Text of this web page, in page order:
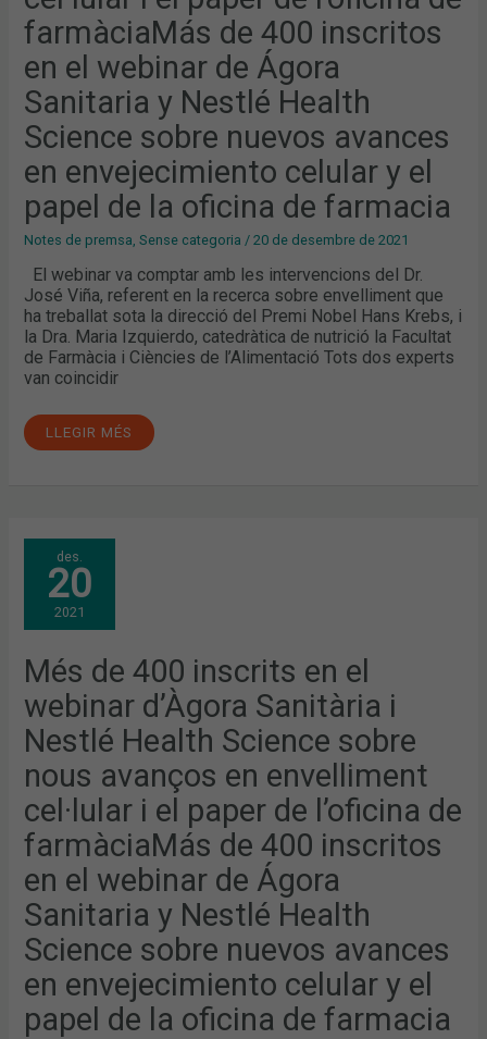
farmàciaMás de 400 inscritos
en el webinar de Ágora
Sanitaria y Nestlé Health
Science sobre nuevos avances
en envejecimiento celular y el
papel de la oficina de farmacia
Notes de premsa ,Sense categoria /20 de desembre de 2021
El webinar va comptar amb les intervencions del Dr.
José Viña, referent en la recerca sobre envelliment que
ha treballat sota la direcció del Premi Nobel Hans Krebs, i
la Dra. Maria Izquierdo, catedràtica de nutrició la Facultat
de Farmàcia i Ciències de l’Alimentació Tots dos experts
van coincidir
Y
NESTLÉ
HEALTH
SCIENCE
SOBRE
NUEVOS
AVANCES
EN
ENVEJECIMIENTO
CELULAR
Y
EL
PAPEL
DE
LA
OFICINA
DE
FARMACIA
LLEGIR MÉS
des.
20
2021
Més de 400 inscrits en el
webinar d’Àgora Sanitària i
Nestlé Health Science sobre
nous avanços en envelliment
cel·lular i el paper de l’oficina de
farmàciaMás de 400 inscritos
en el webinar de Ágora
Sanitaria y Nestlé Health
Science sobre nuevos avances
en envejecimiento celular y el
papel de la oficina de farmacia
MÉS
DE
400
INSCRITS
EN
EL
WEBINAR
SANITÀRIA
I
NESTLÉ
HEALTH
SCIENCE
SOBRE
NOUS
AVANÇOS
EN
ENVELLIMENT
CEL·LULAR
I
EL
PAPER
DE
L’OFICINA
DE
DE
400
INSCRITOS
EN
WEBINAR
DE
ÁGORA
SANITARIA